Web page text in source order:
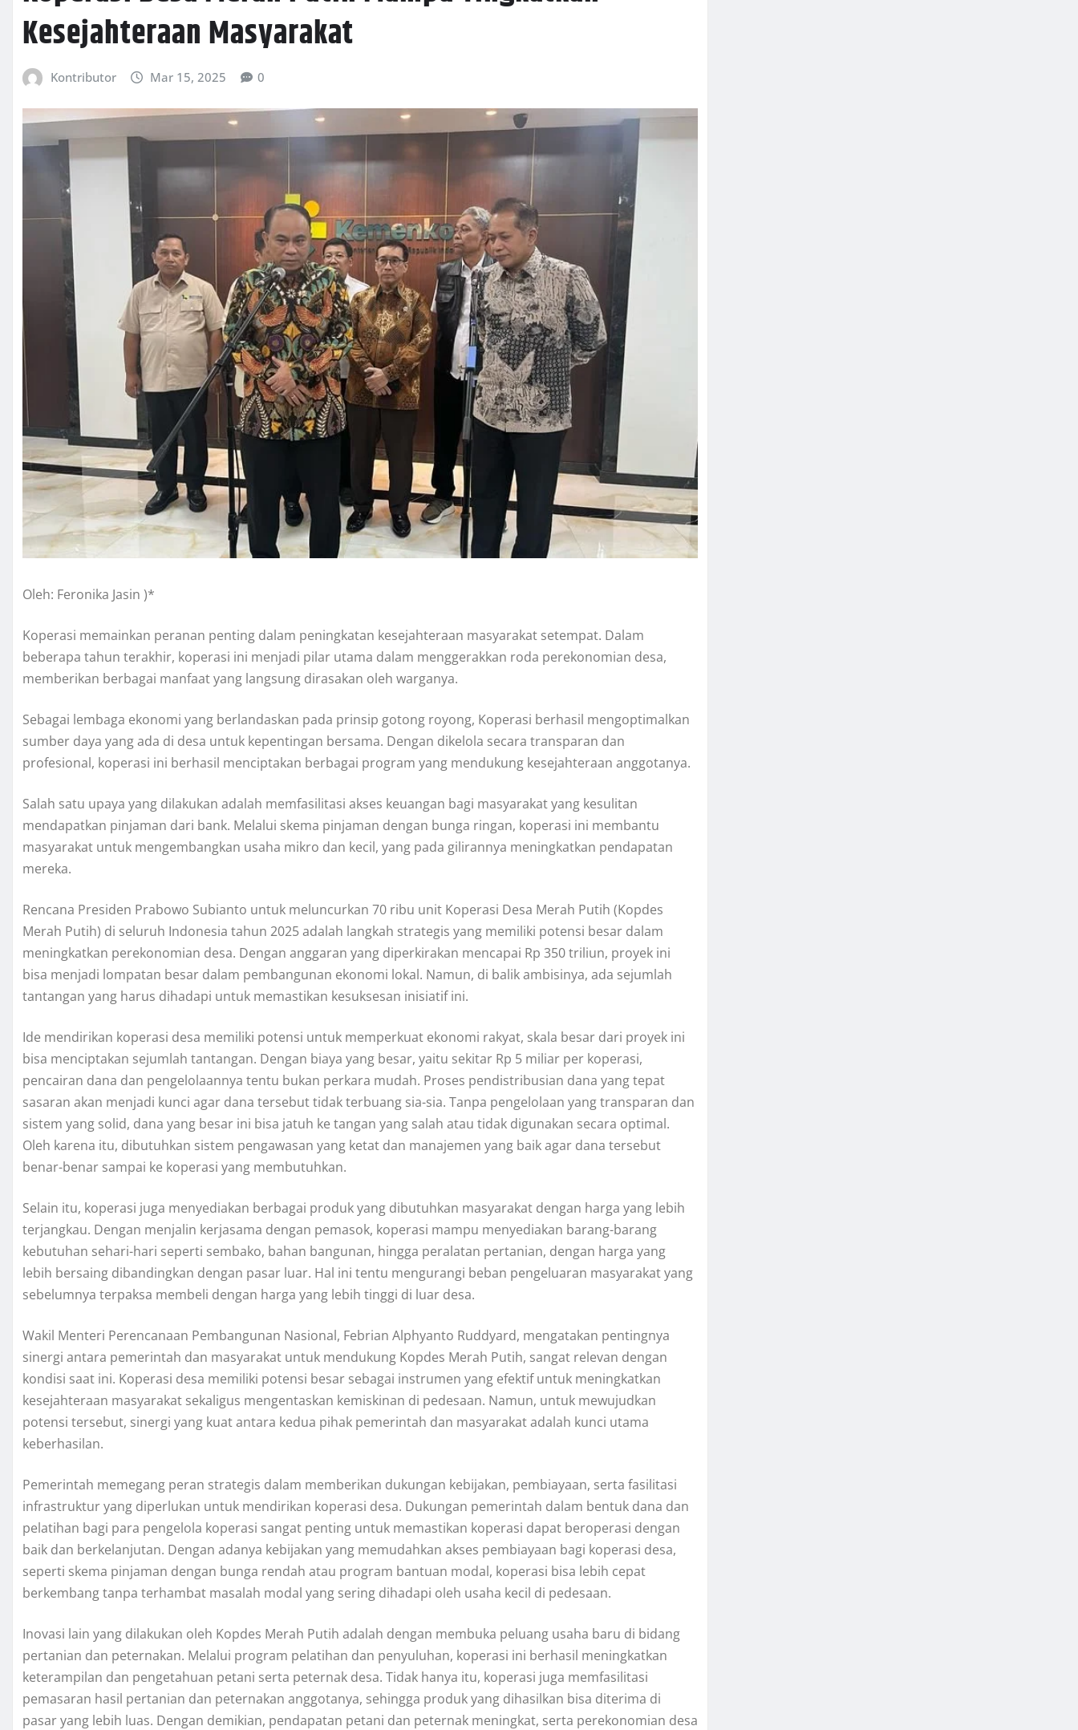
Kesejahteraan Masyarakat
Kontributor Mar 15, 2025 0
Oleh: Feronika Jasin )*
Koperasi memainkan peranan penting dalam peningkatan kesejahteraan masyarakat setempat. Dalam
beberapa tahun terakhir, koperasi ini menjadi pilar utama dalam menggerakkan roda perekonomian desa,
memberikan berbagai manfaat yang langsung dirasakan oleh warganya.
Sebagai lembaga ekonomi yang berlandaskan pada prinsip gotong royong, Koperasi berhasil mengoptimalkan
sumber daya yang ada di desa untuk kepentingan bersama. Dengan dikelola secara transparan dan
profesional, koperasi ini berhasil menciptakan berbagai program yang mendukung kesejahteraan anggotanya.
Salah satu upaya yang dilakukan adalah memfasilitasi akses keuangan bagi masyarakat yang kesulitan
mendapatkan pinjaman dari bank. Melalui skema pinjaman dengan bunga ringan, koperasi ini membantu
masyarakat untuk mengembangkan usaha mikro dan kecil, yang pada gilirannya meningkatkan pendapatan
mereka.
Rencana Presiden Prabowo Subianto untuk meluncurkan 70 ribu unit Koperasi Desa Merah Putih (Kopdes
Merah Putih) di seluruh Indonesia tahun 2025 adalah langkah strategis yang memiliki potensi besar dalam
meningkatkan perekonomian desa. Dengan anggaran yang diperkirakan mencapai Rp 350 triliun, proyek ini
bisa menjadi lompatan besar dalam pembangunan ekonomi lokal. Namun, di balik ambisinya, ada sejumlah
tantangan yang harus dihadapi untuk memastikan kesuksesan inisiatif ini.
Ide mendirikan koperasi desa memiliki potensi untuk memperkuat ekonomi rakyat, skala besar dari proyek ini
bisa menciptakan sejumlah tantangan. Dengan biaya yang besar, yaitu sekitar Rp 5 miliar per koperasi,
pencairan dana dan pengelolaannya tentu bukan perkara mudah. Proses pendistribusian dana yang tepat
sasaran akan menjadi kunci agar dana tersebut tidak terbuang sia-sia. Tanpa pengelolaan yang transparan dan
sistem yang solid, dana yang besar ini bisa jatuh ke tangan yang salah atau tidak digunakan secara optimal.
Oleh karena itu, dibutuhkan sistem pengawasan yang ketat dan manajemen yang baik agar dana tersebut
benar-benar sampai ke koperasi yang membutuhkan.
Selain itu, koperasi juga menyediakan berbagai produk yang dibutuhkan masyarakat dengan harga yang lebih
terjangkau. Dengan menjalin kerjasama dengan pemasok, koperasi mampu menyediakan barang-barang
kebutuhan sehari-hari seperti sembako, bahan bangunan, hingga peralatan pertanian, dengan harga yang
lebih bersaing dibandingkan dengan pasar luar. Hal ini tentu mengurangi beban pengeluaran masyarakat yang
sebelumnya terpaksa membeli dengan harga yang lebih tinggi di luar desa.
Wakil Menteri Perencanaan Pembangunan Nasional, Febrian Alphyanto Ruddyard, mengatakan pentingnya
sinergi antara pemerintah dan masyarakat untuk mendukung Kopdes Merah Putih, sangat relevan dengan
kondisi saat ini. Koperasi desa memiliki potensi besar sebagai instrumen yang efektif untuk meningkatkan
kesejahteraan masyarakat sekaligus mengentaskan kemiskinan di pedesaan. Namun, untuk mewujudkan
potensi tersebut, sinergi yang kuat antara kedua pihak pemerintah dan masyarakat adalah kunci utama
keberhasilan.
Pemerintah memegang peran strategis dalam memberikan dukungan kebijakan, pembiayaan, serta fasilitasi
infrastruktur yang diperlukan untuk mendirikan koperasi desa. Dukungan pemerintah dalam bentuk dana dan
pelatihan bagi para pengelola koperasi sangat penting untuk memastikan koperasi dapat beroperasi dengan
baik dan berkelanjutan. Dengan adanya kebijakan yang memudahkan akses pembiayaan bagi koperasi desa,
seperti skema pinjaman dengan bunga rendah atau program bantuan modal, koperasi bisa lebih cepat
berkembang tanpa terhambat masalah modal yang sering dihadapi oleh usaha kecil di pedesaan.
Inovasi lain yang dilakukan oleh Kopdes Merah Putih adalah dengan membuka peluang usaha baru di bidang
pertanian dan peternakan. Melalui program pelatihan dan penyuluhan, koperasi ini berhasil meningkatkan
keterampilan dan pengetahuan petani serta peternak desa. Tidak hanya itu, koperasi juga memfasilitasi
pemasaran hasil pertanian dan peternakan anggotanya, sehingga produk yang dihasilkan bisa diterima di
pasar yang lebih luas. Dengan demikian, pendapatan petani dan peternak meningkat, serta perekonomian desa